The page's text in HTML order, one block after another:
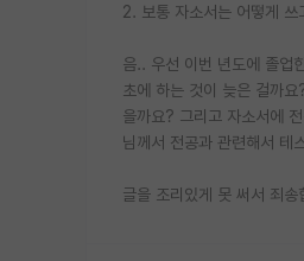
2. 보통 자소서는 어떻게
음.. 우선 이번 년도에 졸업
초에 하는 것이 늦은 걸까
을까요? 그리고 자소서에
님께서 전공과 관련해서 테
글을 조리있게 못 써서 죄송